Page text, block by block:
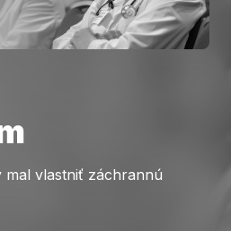
mal vlastniť záchrannú